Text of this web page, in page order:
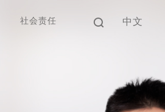
社会责任 中文